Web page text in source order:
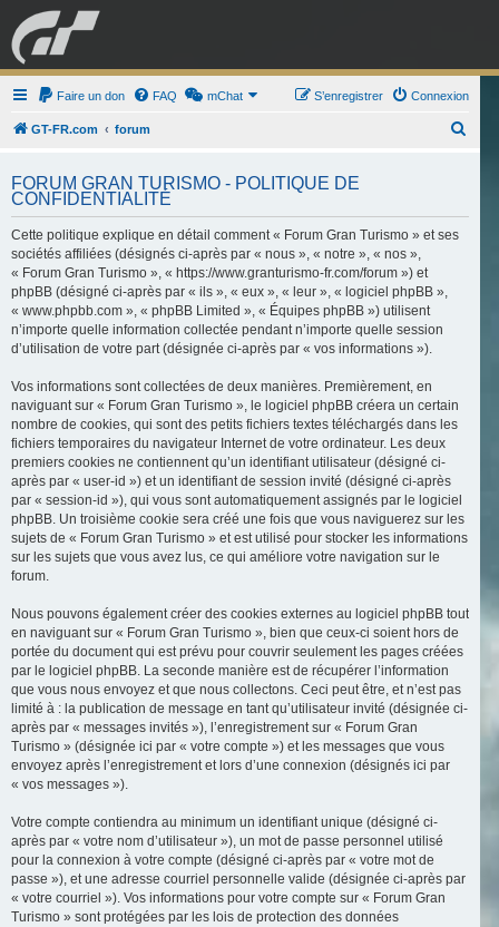
GRAN TURISMO FORUM
ESPORT BOUTIQUE
Faire un don FAQ mChat Connexion
S’enregistrer
GT-FR.com forum
FORUM GRAN TURISMO - POLITIQUE DE
CONFIDENTIALITÉ
Cette politique explique en détail comment « Forum Gran Turismo » et ses
sociétés affiliées (désignés ci-après par « nous », « notre », « nos »,
« Forum Gran Turismo », « https://www.granturismo-fr.com/forum ») et
phpBB (désigné ci-après par « ils », « eux », « leur », « logiciel phpBB »,
« www.phpbb.com », « phpBB Limited », « Équipes phpBB ») utilisent
n’importe quelle information collectée pendant n’importe quelle session
d’utilisation de votre part (désignée ci-après par « vos informations »).
Vos informations sont collectées de deux manières. Premièrement, en
naviguant sur « Forum Gran Turismo », le logiciel phpBB créera un certain
nombre de cookies, qui sont des petits fichiers textes téléchargés dans les
fichiers temporaires du navigateur Internet de votre ordinateur. Les deux
premiers cookies ne contiennent qu’un identifiant utilisateur (désigné ci-
après par « user-id ») et un identifiant de session invité (désigné ci-après
par « session-id »), qui vous sont automatiquement assignés par le logiciel
phpBB. Un troisième cookie sera créé une fois que vous naviguerez sur les
sujets de « Forum Gran Turismo » et est utilisé pour stocker les informations
sur les sujets que vous avez lus, ce qui améliore votre navigation sur le
forum.
Nous pouvons également créer des cookies externes au logiciel phpBB tout
en naviguant sur « Forum Gran Turismo », bien que ceux-ci soient hors de
portée du document qui est prévu pour couvrir seulement les pages créées
par le logiciel phpBB. La seconde manière est de récupérer l’information
que vous nous envoyez et que nous collectons. Ceci peut être, et n’est pas
limité à : la publication de message en tant qu’utilisateur invité (désignée ci-
après par « messages invités »), l’enregistrement sur « Forum Gran
Turismo » (désignée ici par « votre compte ») et les messages que vous
envoyez après l’enregistrement et lors d’une connexion (désignés ici par
« vos messages »).
Votre compte contiendra au minimum un identifiant unique (désigné ci-
après par « votre nom d’utilisateur »), un mot de passe personnel utilisé
pour la connexion à votre compte (désigné ci-après par « votre mot de
passe »), et une adresse courriel personnelle valide (désignée ci-après par
« votre courriel »). Vos informations pour votre compte sur « Forum Gran
Turismo » sont protégées par les lois de protection des données